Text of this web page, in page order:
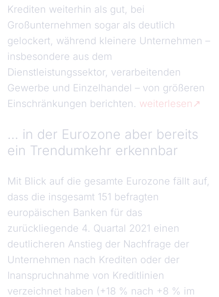
Krediten weiterhin als gut, bei
Großunternehmen sogar als deutlich
gelockert, während kleinere Unternehmen –
insbesondere aus dem
Dienstleistungssektor, verarbeitenden
Gewerbe und Einzelhandel – von größeren
Einschränkungen berichten. weiterlesen
… in der Eurozone aber bereits
ein Trendumkehr erkennbar
Mit Blick auf die gesamte Eurozone fällt auf,
dass die insgesamt 151 befragten
europäischen Banken für das
zurückliegende 4. Quartal 2021 einen
deutlicheren Anstieg der Nachfrage der
Unternehmen nach Krediten oder der
Inanspruchnahme von Kreditlinien
verzeichnet haben (+18 % nach +8 % im